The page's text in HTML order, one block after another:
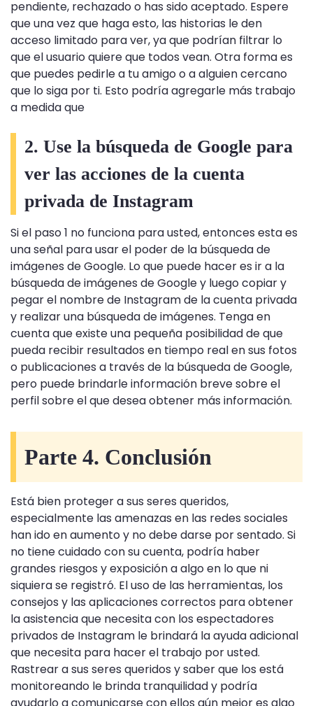
pendiente, rechazado o has sido aceptado. Espere
que una vez que haga esto, las historias le den
acceso limitado para ver, ya que podrían filtrar lo
que el usuario quiere que todos vean. Otra forma es
que puedes pedirle a tu amigo o a alguien cercano
que lo siga por ti. Esto podría agregarle más trabajo
a medida que
2. Use la búsqueda de Google para
ver las acciones de la cuenta
privada de Instagram
Si el paso 1 no funciona para usted, entonces esta es
una señal para usar el poder de la búsqueda de
imágenes de Google. Lo que puede hacer es ir a la
búsqueda de imágenes de Google y luego copiar y
pegar el nombre de Instagram de la cuenta privada
y realizar una búsqueda de imágenes. Tenga en
cuenta que existe una pequeña posibilidad de que
pueda recibir resultados en tiempo real en sus fotos
o publicaciones a través de la búsqueda de Google,
pero puede brindarle información breve sobre el
perfil sobre el que desea obtener más información.
Parte 4. Conclusión
Está bien proteger a sus seres queridos,
especialmente las amenazas en las redes sociales
han ido en aumento y no debe darse por sentado. Si
no tiene cuidado con su cuenta, podría haber
grandes riesgos y exposición a algo en lo que ni
siquiera se registró. El uso de las herramientas, los
consejos y las aplicaciones correctos para obtener
la asistencia que necesita con los espectadores
privados de Instagram le brindará la ayuda adicional
que necesita para hacer el trabajo por usted.
Rastrear a sus seres queridos y saber que los está
monitoreando le brinda tranquilidad y podría
ayudarlo a comunicarse con ellos aún mejor es algo